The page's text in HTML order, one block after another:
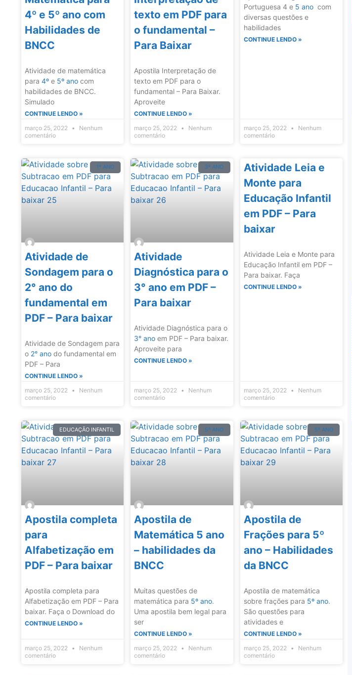
4º e 5º ano com
Habilidades de
BNCC
Atividade de matemática
para 4º e 5º ano com
habilidades de BNCC.
Simulado
CONTINUE LENDO »
março 25, 2022
Nenhum
comentário
texto em PDF para
o fundamental –
Para Baixar
Apostila Interpretação de
texto em PDF para o
fundamental – Para Baixar.
Aproveite
CONTINUE LENDO »
março 25, 2022
Nenhum
comentário
Portuguesa 4 e 5 anocom
diversas questões e
habilidades
CONTINUE LENDO »
março 25, 2022
Nenhum
comentário
1º ANO
Atividade de
Sondagem para o
2° ano do
fundamental em
PDF – Para baixar
Atividade de Sondagem para
o 2° ano do fundamental em
PDF – Para
CONTINUE LENDO »
março 25, 2022
Nenhum
comentário
3º ANO
Atividade
Diagnóstica para o
3° ano em PDF –
Para baixar
Atividade Diagnóstica para o
3° ano em PDF – Para baixar.
Aproveite para
CONTINUE LENDO »
março 25, 2022
Nenhum
comentário
Atividade Leia e
Monte para
Educação Infantil
em PDF – Para
baixar
Atividade Leia e Monte para
Educação Infantil em PDF –
Para baixar. Faça
CONTINUE LENDO »
março 25, 2022
Nenhum
comentário
EDUCAÇÃO INFANTIL
Apostila completa
para
Alfabetização em
PDF – Para baixar
Apostila completa para
Alfabetização em PDF – Para
baixar. Faça o Download do
CONTINUE LENDO »
março 25, 2022
Nenhum
comentário
5º ANO
Apostila de
Matemática 5 ano
– habilidades da
BNCC
Muitas questões de
matemática para 5º ano.
Uma apostila bem legal para
ser
CONTINUE LENDO »
março 25, 2022
Nenhum
comentário
5º ANO
Apostila de
Frações para 5º
ano – Habilidades
da BNCC
Apostila de matemática
sobre frações para 5º ano.
São questões para
atividades e
CONTINUE LENDO »
março 25, 2022
Nenhum
comentário